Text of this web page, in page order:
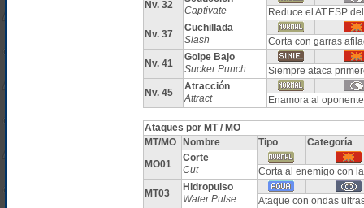
Nv. 32
Captivate
Reduce el AT.ESP
Nv. 37
Cuchillada
Slash
Corta con garras
Nv. 41
Golpe Bajo
Sucker Punch
Siempre ataca
Nv. 45
Atracción
Attract
Enamora al
Ataques por MT / MO
MT/MO
Nombre Tipo
Categoría
MO01
Corte
Cut
Corta al enemigo con
MT03
Hidropulso
Water Pulse
Ataque con ondas